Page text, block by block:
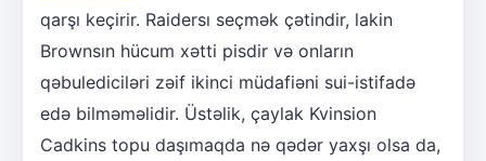
qarşı keçirir. Raidersı seçmək çətindir, lakin
Brownsın hücum xətti pisdir və onların
qəbulediciləri zəif ikinci müdafiəni sui-istifadə
edə bilməməlidir. Üstəlik, çaylak Kvinsion
Cadkins topu daşımaqda nə qədər yaxşı olsa da,